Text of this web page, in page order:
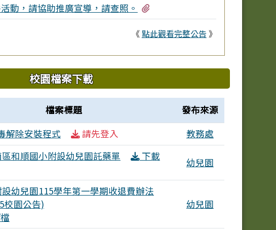
動，請協助推廣宣導，請查照。
《點此觀看完整公告 》
校園檔案下載
檔案標題 發布來源
解除安裝程式 請先登入 教務處
和順國小附設幼兒園託藥單
下載
幼兒園
幼兒園115學年第一學期收退費辦法
校園公告)
幼兒園